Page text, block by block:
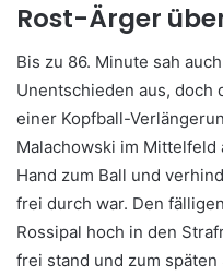
Rost-Ärger
Bis zu 86. Minute sah
Unentschieden aus, doch
einer Kopfball-
Malachowski im
Hand zum Ball und
frei durch war. Den
Rossipal hoch in den
frei stand und zum